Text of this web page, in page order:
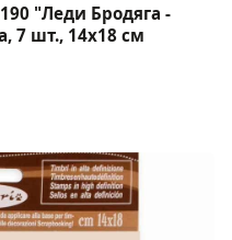
"Леди Бродяга -
7 шт., 14х18 см